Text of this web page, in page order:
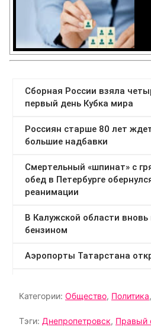
Категории: Общество, Политика,
Тэги: Днепропетровск, Правый